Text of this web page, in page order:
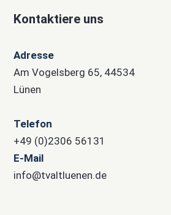
Kontaktiere uns
Adresse
Am Vogelsberg 65, 44534
Lünen
Telefon
+49 (0)2306 56131
E-Mail
info@tvaltluenen.de